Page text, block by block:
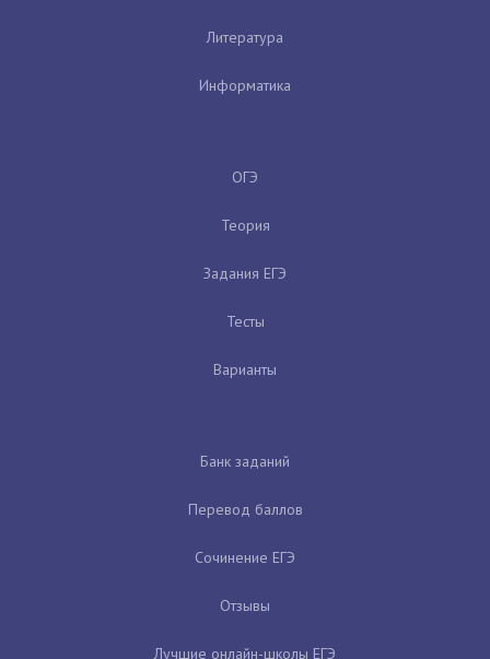
Литература
Информатика
ОГЭ
Теория
Задания ЕГЭ
Тесты
Варианты
Банк заданий
Перевод баллов
Сочинение ЕГЭ
Отзывы
Лучшие онлайн-школы ЕГЭ